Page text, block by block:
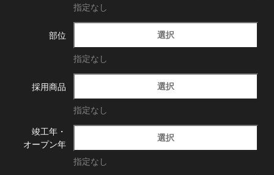
指定なし
部位 選択
指定なし
採用商品 選択
指定なし
竣工年・
オープン年
選択
指定なし